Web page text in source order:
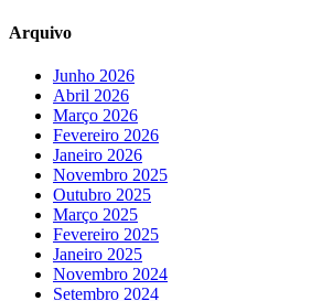
Arquivo
Junho 2026
Abril 2026
Março 2026
Fevereiro 2026
Janeiro 2026
Novembro 2025
Outubro 2025
Março 2025
Fevereiro 2025
Janeiro 2025
Novembro 2024
Setembro 2024